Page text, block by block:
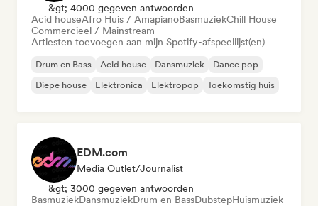
&gt; 4000 gegeven antwoorden
Acid houseAfro Huis / AmapianoBasmuziekChill House
Commercieel / Mainstream
Artiesten toevoegen aan mijn Spotify-afspeellijst(en)
Drum en Bass Acid house Dansmuziek
Dance pop
Diepe house
Elektronica Elektropop Toekomstig huis
EDM.com
Media Outlet/Journalist
&gt; 3000 gegeven antwoorden
BasmuziekDansmuziekDrum en BassDubstepHuismuziek